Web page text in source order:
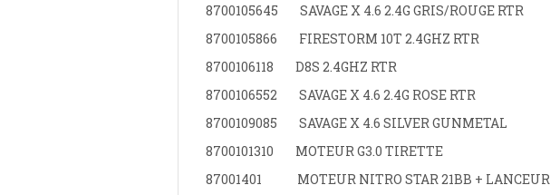
8700105645
SAVAGE X 4.6 2.4G GRIS/ROUGE RTR
8700105866
FIRESTORM 10T 2.4GHZ RTR
8700106118
D8S 2.4GHZ RTR
8700106552
SAVAGE X 4.6 2.4G ROSE RTR
8700109085
SAVAGE X 4.6 SILVER GUNMETAL
8700101310
MOTEUR G3.0 TIRETTE
87001401
MOTEUR NITRO STAR 21BB + LANCEUR